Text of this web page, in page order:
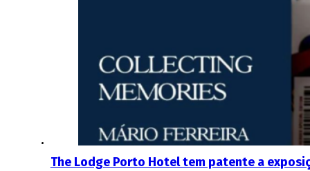
The Lodge Porto Hotel tem patente a